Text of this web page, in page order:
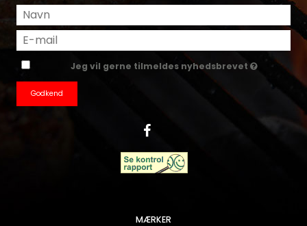
Jeg vil gerne tilmeldes nyhedsbrevet
Godkend
MÆRKER